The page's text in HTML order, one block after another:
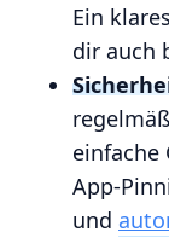
Ein
dir auch
einfache
und